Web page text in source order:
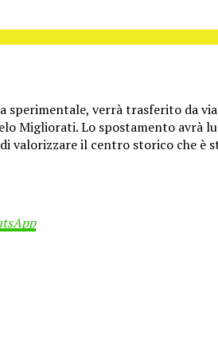
sperimentale, verrà trasferito da
Migliorati. Lo spostamento avrà
valorizzare il centro storico che è